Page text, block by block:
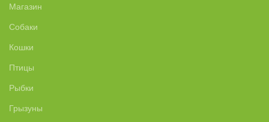
Магазин
Собаки
Кошки
Птицы
Рыбки
Грызуны